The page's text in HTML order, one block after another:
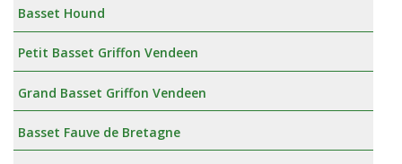
Basset Hound
Petit Basset Griffon Vendeen
Grand Basset Griffon Vendeen
Basset Fauve de Bretagne